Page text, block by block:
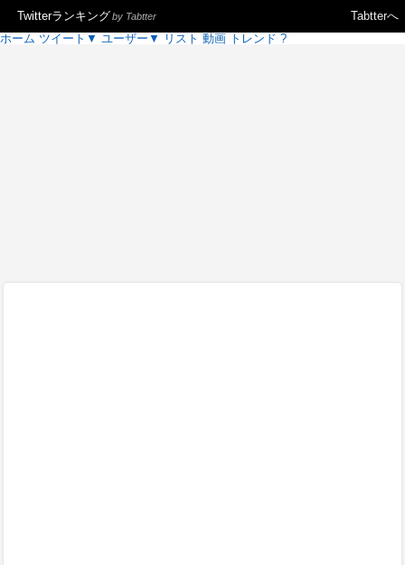
Tabtterへ
Twitterランキングby Tabtter
ホーム ツイート ▼ ユーザー ▼ リスト 動画 トレンド ?